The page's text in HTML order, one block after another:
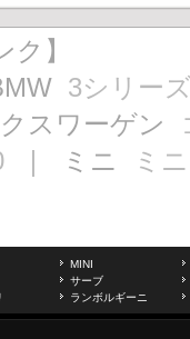
ク】
3シリー
スワーゲン
｜ ミニ ミニ
MINI
サーブ
ランボルギーニ